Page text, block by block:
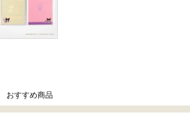
おすすめ商品